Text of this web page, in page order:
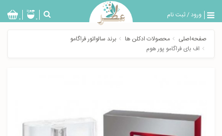
ورود/ثبت نام
بازگشت
0 0
صفحه‌اصلی محصولات ادکلن ها
برند سالواتور فراگامو
اف بای فراگامو پور هوم